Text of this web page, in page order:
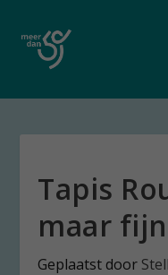
Tapis
maar
Geplaatst door